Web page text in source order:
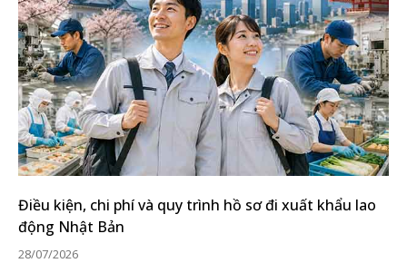
Điều kiện, chi phí và quy trình hồ sơ đi xuất khẩu lao
động Nhật Bản
28/07/2026